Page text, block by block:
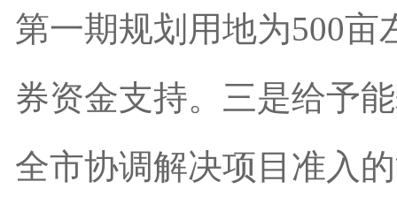
第一期规划用地为500
券资金支持。三是给予
全市协调解决项目准入